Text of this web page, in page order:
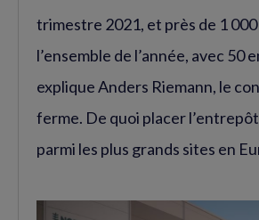
trimestre 2021, et près de 1
l’ensemble de l’année, avec 50
explique Anders Riemann, le
ferme. De quoi placer
parmi les plus grands sites en